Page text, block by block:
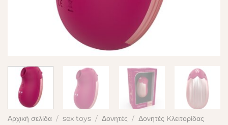
Αρχική σελίδα / sex toys / Δονητές / Δονητές Kλειτορίδας